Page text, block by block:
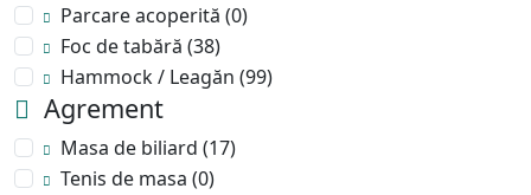
Parcare acoperită (0)
Foc de tabără (38)
Hammock / Leagăn (99)
Agrement
Masa de biliard (17)
Tenis de masa (0)